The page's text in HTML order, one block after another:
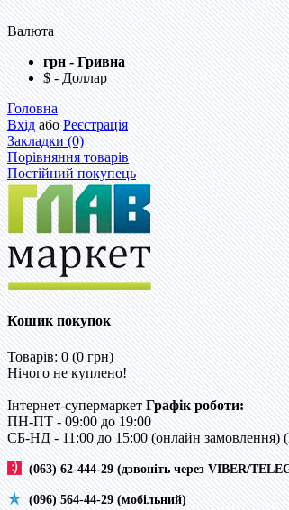
Валюта
грн - Гривна
$ - Доллар
Головна
ВхідабоРеєстрація
Закладки (0)
Порівняння товарів
Постійний покупець
Кошик покупок
Товарів: 0 (0 грн)
Нічого не куплено!
Інтернет-супермаркет Графік роботи:
ПН-ПТ - 09:00 до 19:00
CБ-НД - 11:00 до 15:00 (онлайн замовлення)
(063) 62-444-29 (дзвоніть через VIBER/
(096) 564-44-29 (мобільний)